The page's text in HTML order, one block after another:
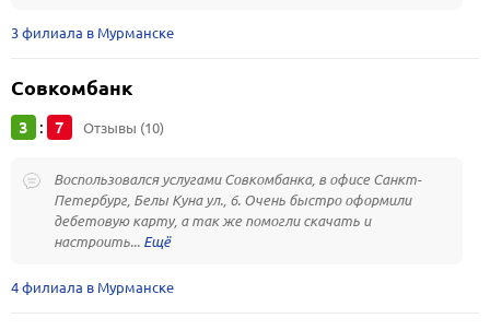
3 филиала в Мурманске
Совкомбанк
3 : 7 Отзывы (10)
Воспользовался услугами Совкомбанка, в офисе Санкт-
Петербург, Белы Куна ул., 6. Очень быстро оформили
дебетовую карту, а так же помогли скачать и
настроить...
4 филиала в Мурманске